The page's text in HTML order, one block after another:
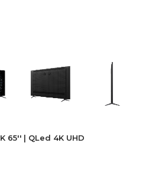
65'' | QLed 4K UHD